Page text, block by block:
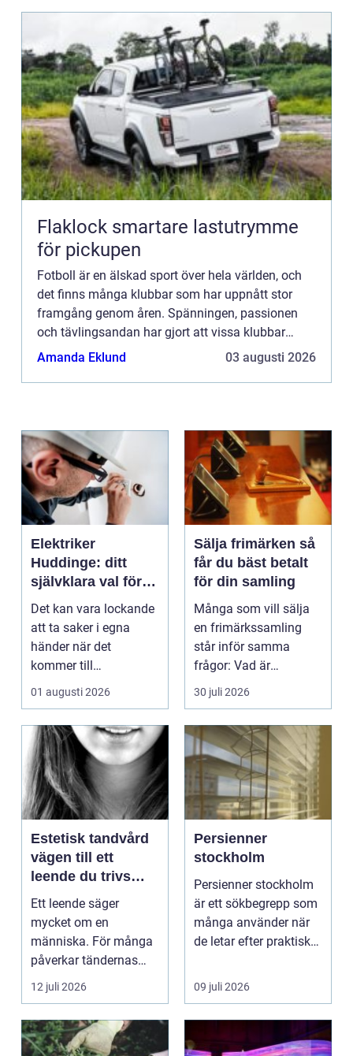
Flaklock smartare lastutrymme
för pickupen
Fotboll är en älskad sport över hela världen, och
det finns många klubbar som har uppnått stor
framgång genom åren. Spänningen, passionen
och tävlingsandan har gjort att vissa klubbar
sticker ut o...
Amanda Eklund 03 augusti 2026
Elektriker
Huddinge: ditt
självklara val för
säker elinstallation
Det kan vara lockande
att ta saker i egna
händer när det
kommer till
hemförbättr...
01 augusti 2026
Sälja frimärken så
får du bäst betalt
för din samling
Många som vill sälja
en frimärkssamling
står inför samma
frågor: Vad är
samlingen värd? Var
vänder m...
30 juli 2026
Estetisk tandvård
vägen till ett
leende du trivs
med
Ett leende säger
mycket om en
människa. För många
påverkar tändernas
utseende både
självförtroendet ...
12 juli 2026
Persienner
stockholm
Persienner stockholm
är ett sökbegrepp som
många använder när
de letar efter praktiska
09 juli 2026